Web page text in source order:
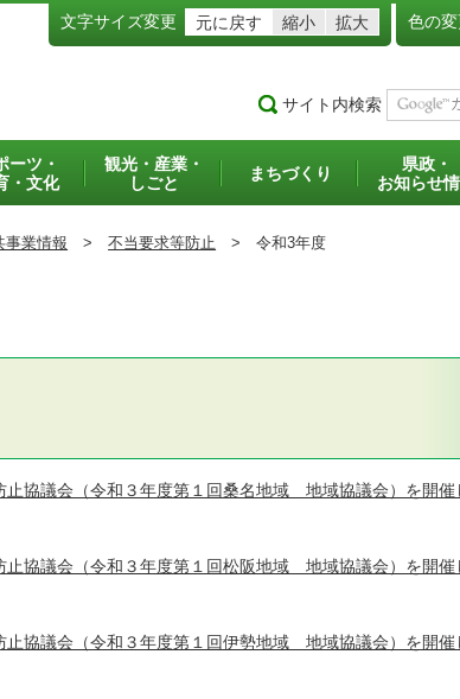
文字サイズ変更 元に戻す 縮小 拡大 色の変
サイト内検索
ーツ・
・文化
観光・産業・
しごと
まちづくり
県政・
お知らせ
事業情報 > 不当要求等防止 > 令和3年度
止協議会（令和３年度第１回桑名地域 地域協議会）を開催
止協議会（令和３年度第１回松阪地域 地域協議会）を開催
止協議会（令和３年度第１回伊勢地域 地域協議会）を開催